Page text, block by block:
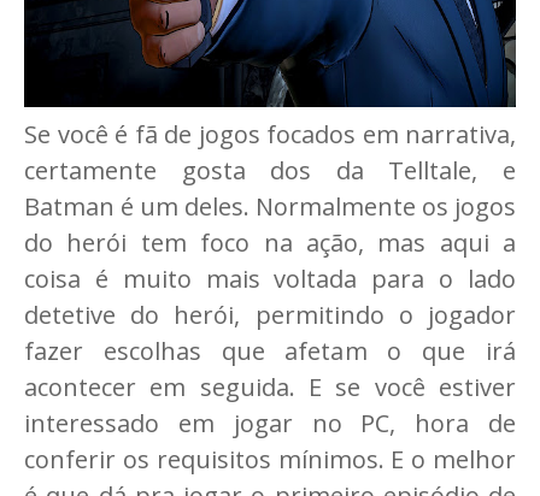
Se você é fã de jogos focados em narrativa,
certamente gosta dos da Telltale, e
Batman é um deles. Normalmente os jogos
do herói tem foco na ação, mas aqui a
coisa é muito mais voltada para o lado
detetive do herói, permitindo o jogador
fazer escolhas que afetam o que irá
acontecer em seguida. E se você estiver
interessado em jogar no PC, hora de
conferir os requisitos mínimos. E o melhor